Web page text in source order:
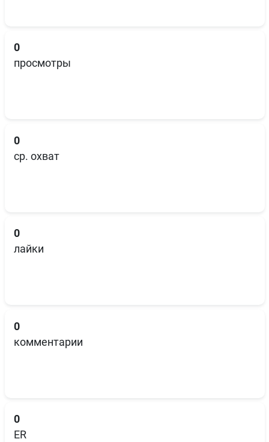
0
просмотры
0
ср. охват
0
лайки
0
комментарии
0
ER